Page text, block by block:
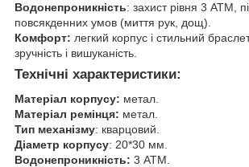
Водонепроникність: захист рівня 3 ATM,
повсякденних умов (миття рук, дощ).
Комфорт: легкий корпус і стильний
зручність і вишуканість.
Технічні характеристики:
Матеріал корпусу: метал.
Матеріал ремінця: метал.
Тип механізму: кварцовий.
Діаметр корпусу: 20*30 мм.
Водонепроникність: 3 ATM.